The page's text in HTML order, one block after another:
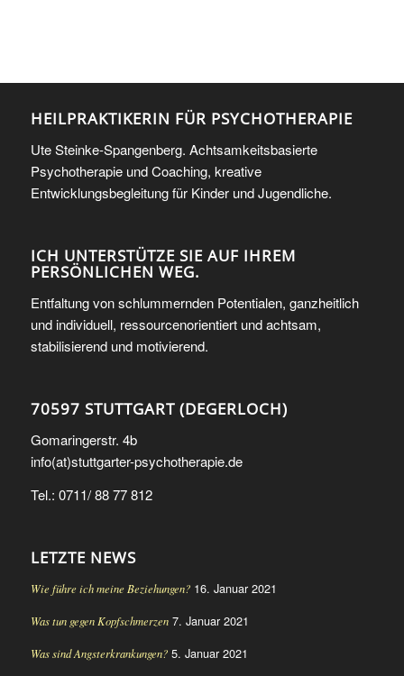
HEILPRAKTIKERIN FÜR PSYCHOTHERAPIE
Ute Steinke-Spangenberg. Achtsamkeitsbasierte
Psychotherapie und Coaching, kreative
Entwicklungsbegleitung für Kinder und Jugendliche.
ICH UNTERSTÜTZE SIE AUF IHREM
PERSÖNLICHEN WEG.
Entfaltung von schlummernden Potentialen, ganzheitlich
und individuell, ressourcenorientiert und achtsam,
stabilisierend und motivierend.
70597 STUTTGART (DEGERLOCH)
Gomaringerstr. 4b
info(at)stuttgarter-psychotherapie.de
Tel.: 0711/ 88 77 812
LETZTE NEWS
Wie führe ich meine Beziehungen? 16. Januar 2021
Was tun gegen Kopfschmerzen 7. Januar 2021
Was sind Angsterkrankungen? 5. Januar 2021